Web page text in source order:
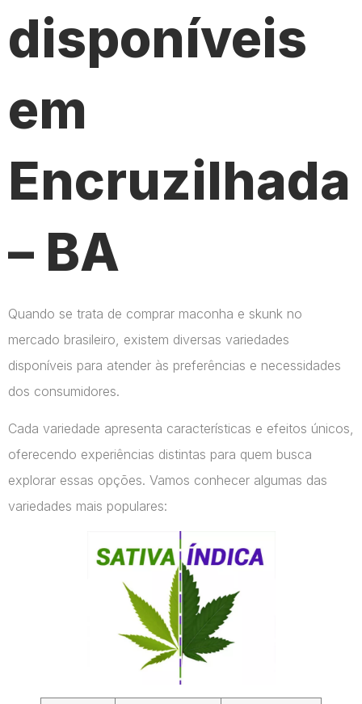
disponíveis
em
Encruzilhada
– BA
Quando se trata de comprar maconha e skunk no
mercado brasileiro, existem diversas variedades
disponíveis para atender às preferências e necessidades
dos consumidores.
Cada variedade apresenta características e efeitos únicos,
oferecendo experiências distintas para quem busca
explorar essas opções. Vamos conhecer algumas das
variedades mais populares: